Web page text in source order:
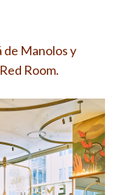
de Manolos y
Room.